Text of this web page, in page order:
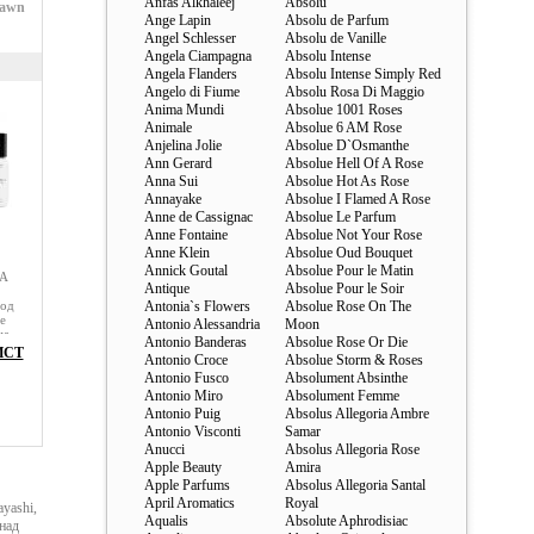
Ange Lapin
Angel Schlesser
Angela Ciampagna
Angela Flanders
Angelo di Fiume
Anima Mundi
Animale
Anjelina Jolie
Ann Gerard
Anna Sui
Annayake
Anne de Cassignac
Anne Fontaine
Anne Klein
Annick Goutal
Antique
Antonia`s Flowers
Antonio Alessandria
Antonio Banderas
Antonio Croce
Antonio Fusco
Antonio Miro
Antonio Puig
Antonio Visconti
Anucci
Apple Beauty
Apple Parfums
April Aromatics
Aqualis
Absolu de Parfum
Absolu de Vanille
Absolu Intense
Absolu Intense Simply Red
Absolu Rosa Di Maggio
Absolue 1001 Roses
Absolue 6 AM Rose
Absolue D`Osmanthe
Absolue Hell Of A Rose
Absolue Hot As Rose
Absolue I Flamed A Rose
Absolue Le Parfum
Absolue Not Your Rose
Absolue Oud Bouquet
Absolue Pour le Matin
Absolue Pour le Soir
Absolue Rose On The
Moon
Absolue Rose Or Die
Absolue Storm & Roses
Absolument Absinthe
Absolument Femme
Absolus Allegoria Ambre
Samar
Absolus Allegoria Rose
Amira
Absolus Allegoria Santal
Royal
Absolute Aphrodisiac